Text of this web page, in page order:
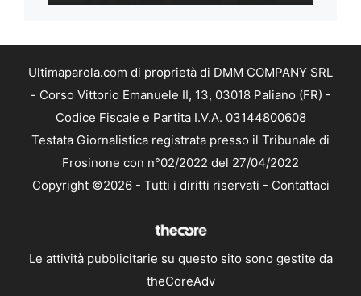
Ultimaparola.com di proprietà di DMM COMPANY SRL
- Corso Vittorio Emanuele II, 13, 03018 Paliano (FR) -
Codice Fiscale e Partita I.V.A. 03144800608
Testata Giornalistica registrata presso il Tribunale di
Frosinone con n°02/2022 del 27/04/2022
Copyright ©2026 - Tutti i diritti riservati - Contattaci
Le attività pubblicitarie su questo sito sono gestite da
theCoreAdv